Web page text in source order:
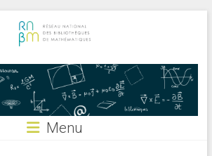
Menu